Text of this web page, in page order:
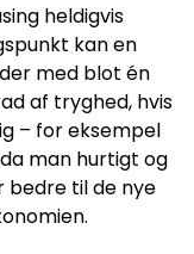
heldigvis
kan en
med blot én
af tryghed, hvis
– for eksempel
man hurtigt og
bedre til de nye